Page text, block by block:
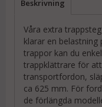
Beskrivning
Våra extra
klarar en belastning
trappor kan du
trappklättrare för
transportfordon,
ca 625 mm. För
de förlängda